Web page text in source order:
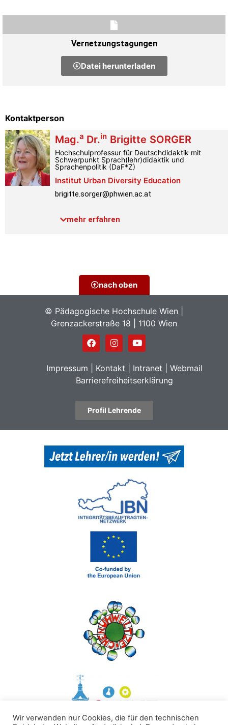
Vernetzungstagungen
Datei herunterladen
Kontaktperson
Mag.a Dr.in Brigitte SORGER
Hochschulprofessur für Deutschdidaktik mit
Schwerpunkt Sprach(lehr)didaktik und
Sprachenpolitik (DaF*Z)
Institut Urban Diversity Education
brigitte.sorger@phwien.ac.at
Raum:4.2.064
mehr erfahren
nach oben
© Pädagogische Hochschule Wien |
Grenzackerstraße 18 | 1100 Wien
Impressum Kontakt Intranet
Webmail
Barrierefreiheitserklärung
Profil Lehrende
Wir verwenden nur Cookies, die für den technischen